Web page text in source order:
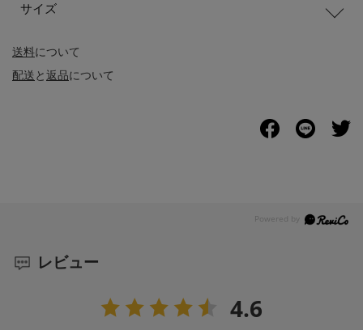
送料について
配送と返品について
サイズ
レビュー
4.6